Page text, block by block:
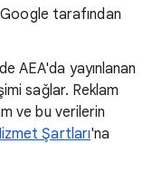
tarafından
AEA'da yayınlanan
sağlar. Reklam
ve bu verilerin
Şartları'na